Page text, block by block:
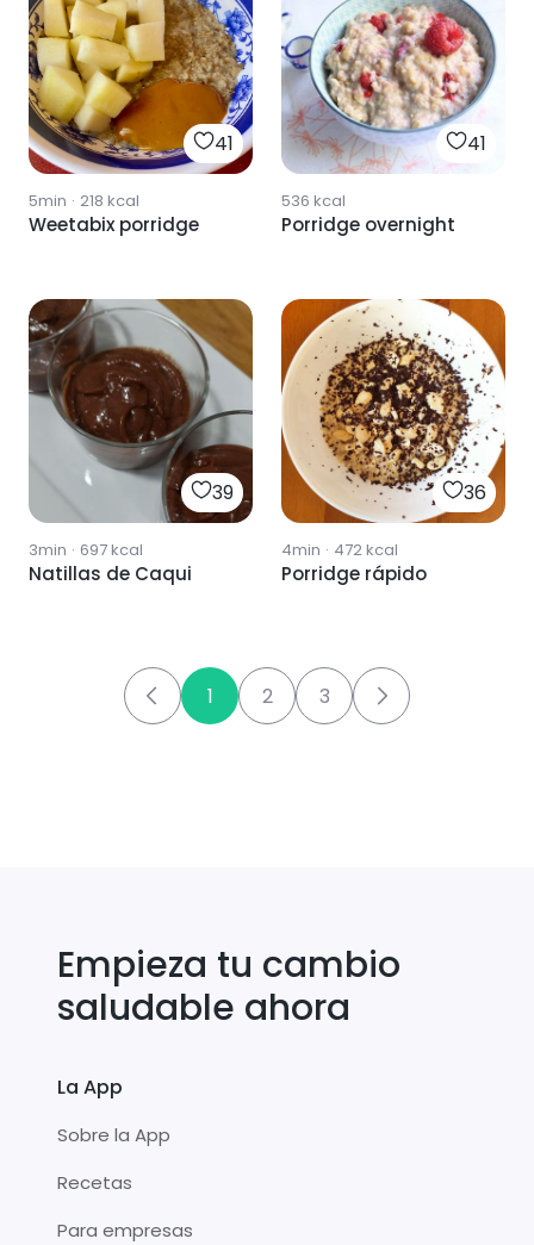
41
5min · 218 kcal
Weetabix porridge
41
536 kcal
Porridge overnight
39
3min · 697kcal
Natillas de Caqui
36
4min · 472kcal
Porridge rápido
1 2 3
Empieza tu cambio
saludable ahora
La App
Sobre la App
Recetas
Para empresas